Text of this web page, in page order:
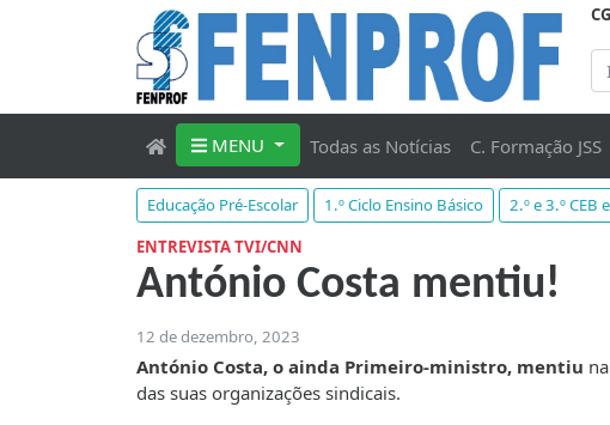
MENU Todas as Notícias C. Formação JSS
Educação Pré-Escolar 1.º Ciclo Ensino Básico 2.º e 3.º CEB
ENTREVISTA TVI/CNN
António Costa mentiu!
12 de dezembro, 2023
António Costa, o ainda Primeiro-ministro, mentiu
das suas organizações sindicais.